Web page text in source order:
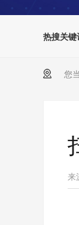
热搜关键
您
来